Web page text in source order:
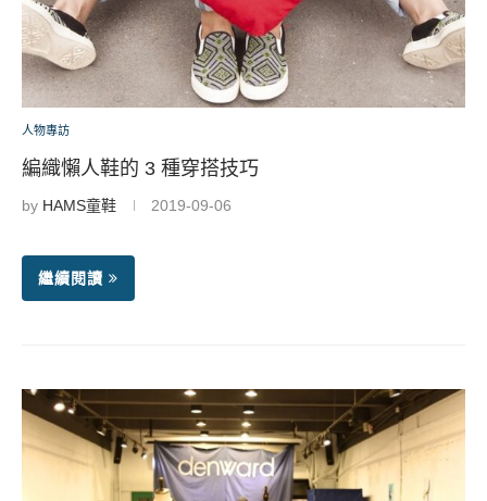
人物專訪
編織懶人鞋的 3 種穿搭技巧
by HAMS童鞋 2019-09-06
繼續閱讀